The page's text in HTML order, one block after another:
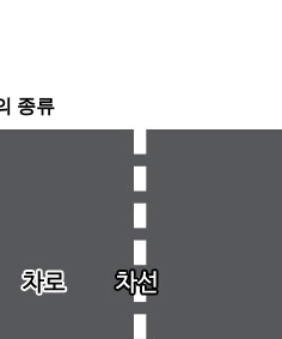
종류